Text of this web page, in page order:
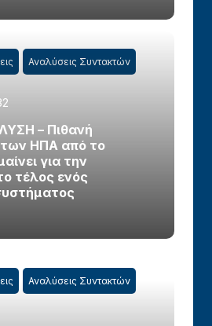
Αναλύσεις Συντακτών
– Πιθανή
ΗΠΑ από το
για την
τέλος ενός
Αναλύσεις Συντακτών